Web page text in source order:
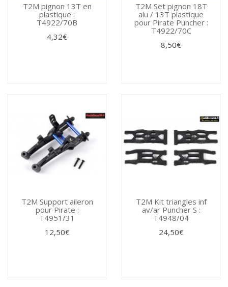
T2M pignon 13T en
plastique :
T4922/70B
4,32€
T2M Set pignon 18T
alu / 13T plastique
pour Pirate Puncher :
T4922/70C
8,50€
T2M Support aileron
pour Pirate :
T4951/31
12,50€
T2M Kit triangles inf
av/ar Puncher S :
T4948/04
24,50€